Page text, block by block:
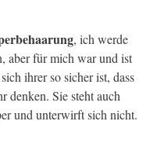
, ich werde
aber für mich war und ist
ihrer so sicher ist, dass
denken. Sie steht auch
und unterwirft sich nicht.